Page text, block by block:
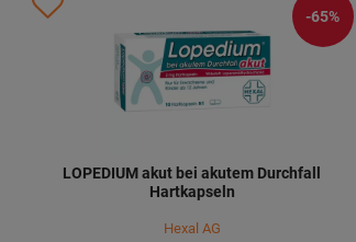
LOPEDIUM akut bei akutem Durchfall
Hartkapseln
Hexal AG
-65%